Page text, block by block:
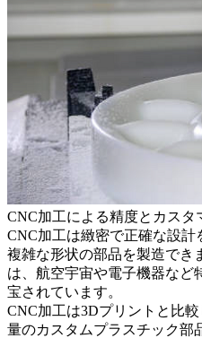
CNC加工による精度とカスタ
CNC加工は緻密で正確な設
複雑な形状の部品を製造でき
は、航空宇宙や電子機器など
宝されています。
CNC加工は3Dプリントと比
量のカスタムプラスチック部